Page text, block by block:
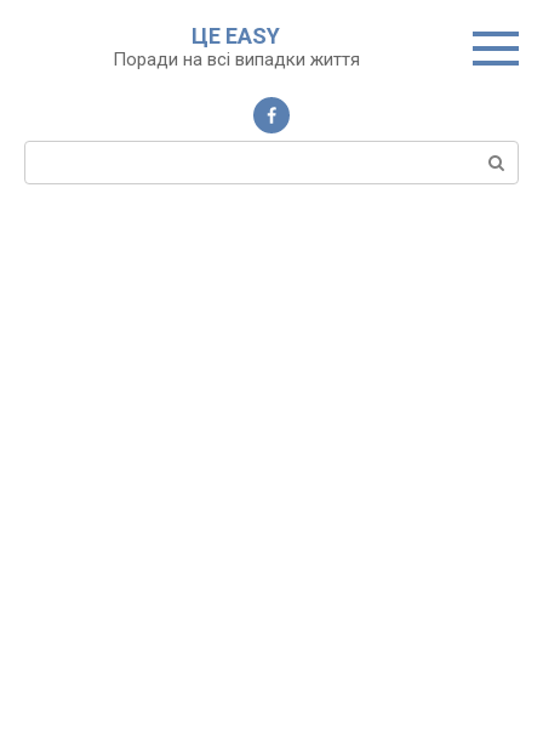
ЦЕ EASY
Поради на всі випадки життя
Пошук: